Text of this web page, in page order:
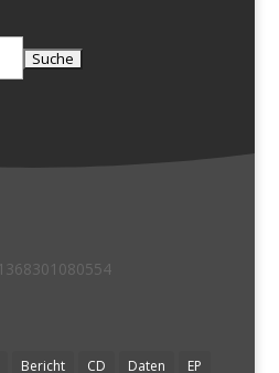
Bericht CD Daten EP